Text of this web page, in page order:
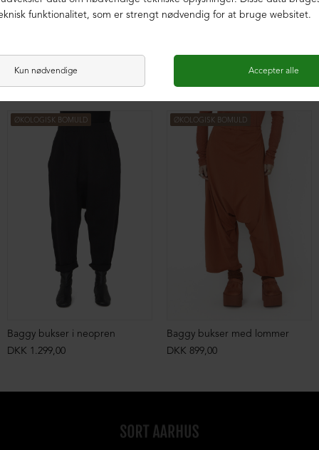
ØKOLOGISK BOMULD
Baggy bukser i neopren
DKK 1.299,00
ØKOLOGISK BOMULD
Baggy bukser med lommer
DKK 899,00